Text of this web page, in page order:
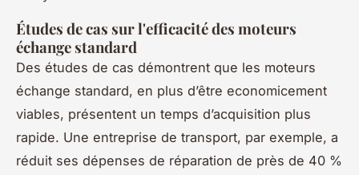
Études de cas sur l'efficacité des moteurs
échange standard
Des études de cas démontrent que les moteurs
échange standard, en plus d’être economicement
viables, présentent un temps d’acquisition plus
rapide. Une entreprise de transport, par exemple, a
réduit ses dépenses de réparation de près de 40 %